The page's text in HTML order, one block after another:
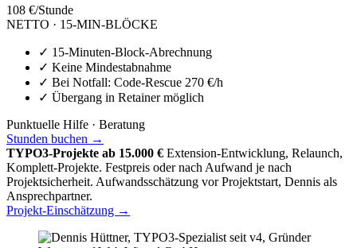
108 €/Stunde
NETTO · 15-MIN-BLÖCKE
✓ 15-Minuten-Block-Abrechnung
✓ Keine Mindestabnahme
✓ Bei Notfall: Code-Rescue 270 €/h
✓ Übergang in Retainer möglich
Punktuelle Hilfe · Beratung
Stunden buchen →
TYPO3-Projekte ab 15.000 € Extension-Entwicklung, Relaunch,
Komplett-Projekte. Festpreis oder nach Aufwand je nach
Projektsicherheit. Aufwandsschätzung vor Projektstart, Dennis als
Ansprechpartner.
Projekt-Einschätzung →